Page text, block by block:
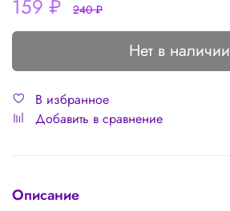
159 ₽ 240 ₽
Нет в наличии
В избранное
Добавить в сравнение
Описание